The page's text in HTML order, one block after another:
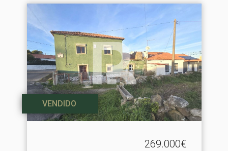
VENDIDO
269.000€